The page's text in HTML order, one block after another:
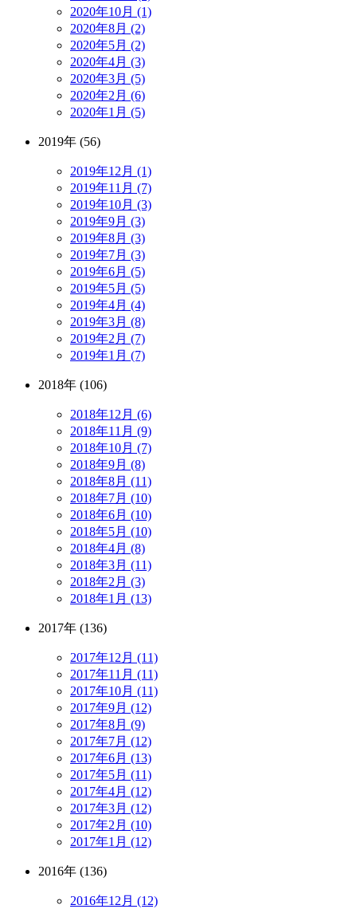
2020年10月 (1)
2020年8月 (2)
2020年5月 (2)
2020年4月 (3)
2020年3月 (5)
2020年2月 (6)
2020年1月 (5)
2019年 (56)
2019年12月 (1)
2019年11月 (7)
2019年10月 (3)
2019年9月 (3)
2019年8月 (3)
2019年7月 (3)
2019年6月 (5)
2019年5月 (5)
2019年4月 (4)
2019年3月 (8)
2019年2月 (7)
2019年1月 (7)
2018年 (106)
2018年12月 (6)
2018年11月 (9)
2018年10月 (7)
2018年9月 (8)
2018年8月 (11)
2018年7月 (10)
2018年6月 (10)
2018年5月 (10)
2018年4月 (8)
2018年3月 (11)
2018年2月 (3)
2018年1月 (13)
2017年 (136)
2017年12月 (11)
2017年11月 (11)
2017年10月 (11)
2017年9月 (12)
2017年8月 (9)
2017年7月 (12)
2017年6月 (13)
2017年5月 (11)
2017年4月 (12)
2017年3月 (12)
2017年2月 (10)
2017年1月 (12)
2016年 (136)
2016年12月 (12)